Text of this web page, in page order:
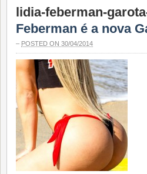
lidia-feberman-
Feberman é a nova
– POSTED ON 30/04/2014